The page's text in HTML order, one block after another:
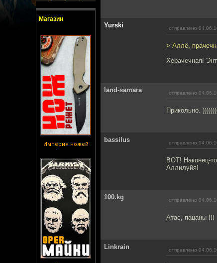
Магазин
Империя ножей
Yurski отправлено
> Аллё,
Херачечная!
land-samara отправлено
Прикольно.
bassilus отправлено
ВОТ! Наконец-
Аллилуйя!
100.kg отправлено
Атас, пацаны !!!
Linkrain отправлено